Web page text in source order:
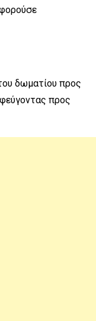
δωματίου προς
προς